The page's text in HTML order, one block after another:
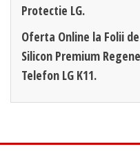
Protectie LG.
Oferta Online la Folii
Silicon Premium
Telefon LG K11.